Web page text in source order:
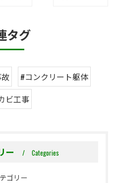
タグ
#コンクリート躯体
ビ工事
ー Categories
ゴリー